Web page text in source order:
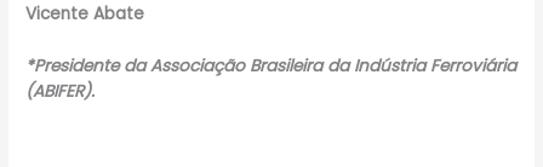
Vicente Abate
*Presidente da Associação Brasileira da Indústria Ferroviária
(ABIFER).